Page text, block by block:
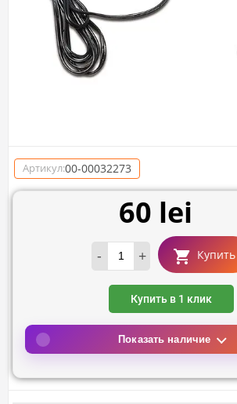
Артикул:00-00032273
60 lei
- + Купить
Купить в 1 клик
Показать наличие